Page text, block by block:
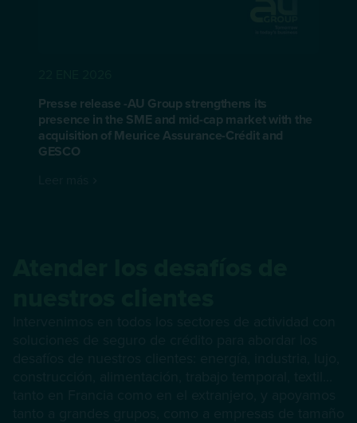
Presse release -AU Group strengthens its
presence in the SME and mid-cap market with the
acquisition of Meurice Assurance-Crédit and
GESCO